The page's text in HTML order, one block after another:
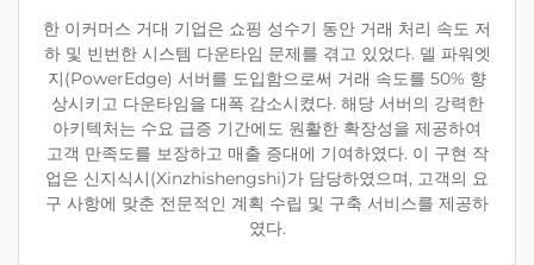
한 이커머스 거대 기업은 쇼핑 성수기 동안 거래 처리 속도 저
하 및 빈번한 시스템 다운타임 문제를 겪고 있었다. 델 파워엣
지(PowerEdge) 서버를 도입함으로써 거래 속도를 50% 향
상시키고 다운타임을 대폭 감소시켰다. 해당 서버의 강력한
아키텍처는 수요 급증 기간에도 원활한 확장성을 제공하여
고객 만족도를 보장하고 매출 증대에 기여하였다. 이 구현 작
업은 신지식시(Xinzhishengshi)가 담당하였으며, 고객의 요
구 사항에 맞춘 전문적인 계획 수립 및 구축 서비스를 제공하
였다.